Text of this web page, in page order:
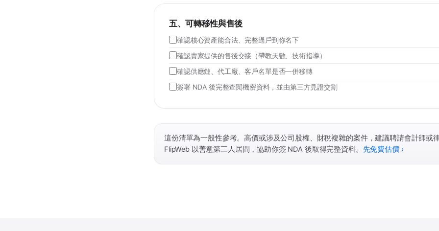
五、可轉移性與售後
確認核心資產能合法、完整過戶到你名下
確認賣家提供的售後交接（帶教天數、技術指導）
確認供應鏈、代工廠、客戶名單是否一併移轉
簽署 NDA 後完整查閱機密資料，並由第三方見證交割
這份清單為一般性參考。高價或涉及公司股權、財稅複雜的案件，建議聘請會計師或律
FlipWeb 以善意第三人居間，協助你簽 NDA 後取得完整資料。 先免費估價 ›